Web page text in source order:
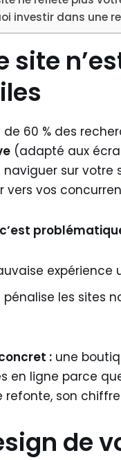
investir dans une
site
de 60 % des
(adapté aux
naviguer sur
vers vos
pénalise les sites
: une
en ligne parce
refonte, son
de